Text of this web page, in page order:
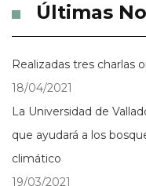
Últimas
Realizadas tres charlas
18/04/2021
La Universidad de
que ayudará a los
climático
19/03/2021